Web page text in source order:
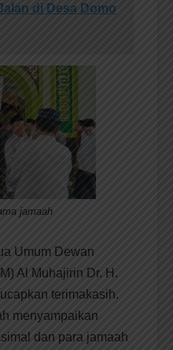
di Desa Domo
jamaah
Umum Dewan
Al Muhajirin Dr. H.
terimakasih.
menyampaikan
dan para jamaah